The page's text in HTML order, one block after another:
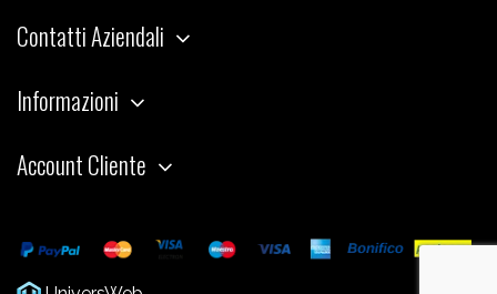
Contatti Aziendali
Informazioni
Account Cliente